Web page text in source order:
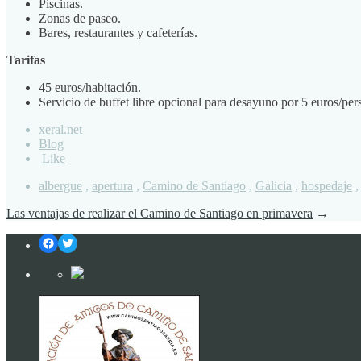
Piscinas.
Zonas de paseo.
Bares, restaurantes y cafeterías.
Tarifas
45 euros/habitación.
Servicio de buffet libre opcional para desayuno por 5 euros/
xeral.net
Blog
Like
albergue , apertura , Camino de Santiago , Galicia , hospedaje ,
Las ventajas de realizar el Camino de Santiago en primavera →
Facebook
Twitter